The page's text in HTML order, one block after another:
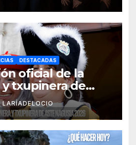
DESTACADAS
oficial de la
txupinera de
2026
LARÍADELOCIO